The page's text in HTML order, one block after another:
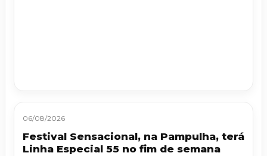
06/08/2026
Festival Sensacional, na Pampulha, terá
Linha Especial 55 no fim de semana